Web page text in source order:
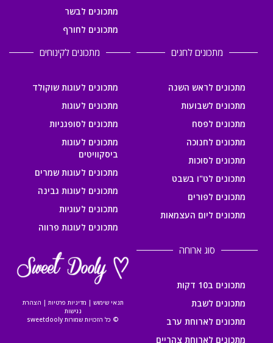
מתכונים לבשר
מתכונים לחורף
מתכונים לחגים
מתכונים לראש השנה
מתכונים לשבועות
מתכונים לפסח
מתכונים לחנוכה
מתכונים לסוכות
מתכונים לט"ו בשבט
מתכונים לפורים
מתכונים ליום העצמאות
מתכונים לקינוחים
מתכונים לעוגות שוקולד
מתכונים לעוגות
מתכונים לסופגניות
מתכונים לעוגות
ביסקוויטים
מתכונים לעוגות שמרים
מתכונים לעוגות גבינה
מתכונים לעוגיות
מתכונים לעוגות פרווה
סוג ארוחה
מתכונים ב10 דקות
מתכונים לשבת
מתכונים לארוחת ערב
מתכונים לארוחת צהריים
תנאי שימוש | מדיניות פרטיות | הצהרת
נגישות
© כל הזכויות שמורות sweetdooly